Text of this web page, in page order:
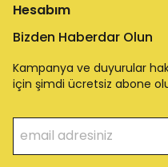
Hesabım
Bizden Haberdar Olun
Kampanya ve duyurular
için şimdi ücretsiz abone